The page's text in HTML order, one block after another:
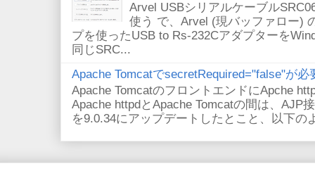
Arvel USBシリアルケーブル
使う で、Arvel (現バッファロー)
プを使ったUSB to Rs-232Cアダプターを
同じSRC...
Apache TomcatでsecretRequired="false"が必
Apache TomcatのフロントエンドにApche
Apache httpdとApache Tomcatの間は、AJP
を9.0.34にアップデートしたとこと、以下の